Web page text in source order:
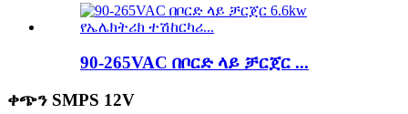
90-265VAC በቦርድ ላይ ቻርጀር ...
ቀጭን SMPS 12V